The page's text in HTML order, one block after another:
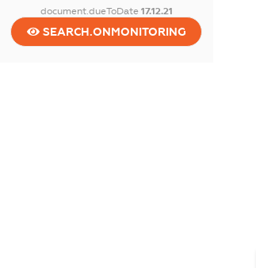
document.dueToDate 17.12.21
SEARCH.ONMONITORING